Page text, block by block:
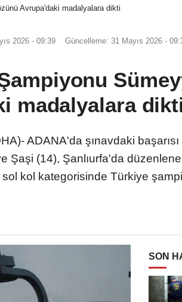
Avrupa'daki madalyalara dikti
2026 - 09:39 Güncelleme: 31 Mayıs 2026 -
madalyalara
ADANA'da şınavdaki
Şaşi (14), Şanlıurfa'da
kol kategorisinde Türkiye
SON